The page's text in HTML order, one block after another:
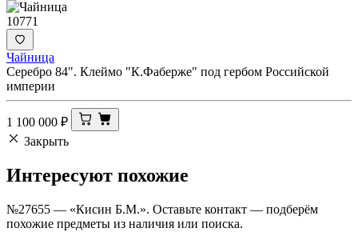
10771
Чайница
Серебро 84". Клеймо "К.Фаберже" под гербом Российской
империи
1 100 000 ₽
Закрыть
Интересуют похожие
№27655 — «Кисин Б.М.». Оставьте контакт — подберём
похожие предметы из наличия или поиска.